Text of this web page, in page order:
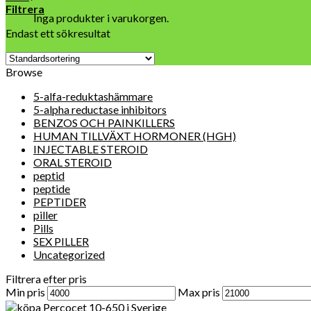
Inga produkter i varukorgen.
Filtrera
Endast ett sökresultat
Browse
5-alfa-reduktashämmare
5-alpha reductase inhibitors
BENZOS OCH PAINKILLERS
HUMAN TILLVÄXT HORMONER (HGH)
INJECTABLE STEROID
ORAL STEROID
peptid
peptide
PEPTIDER
piller
Pills
SEX PILLER
Uncategorized
Filtrera efter pris
Min pris
Max pris